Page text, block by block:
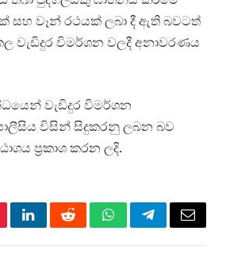
සහ වෑන් රථයක් ලබා දී ඇති බවටත්
වැඩිදුර විමර්ශන වලදී අනාවරණය
වැඩිදුර විමර්ශන
විසින් සිදුකරනු ලබන බව
ප්‍රකාශ කරන ලදි.
LinkedInRedditWhatsAppTelegramEmail